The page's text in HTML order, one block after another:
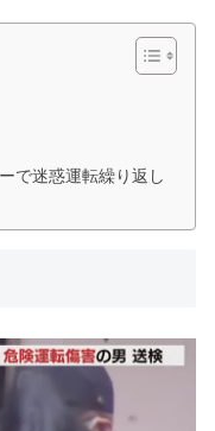
で迷惑運転繰り返し